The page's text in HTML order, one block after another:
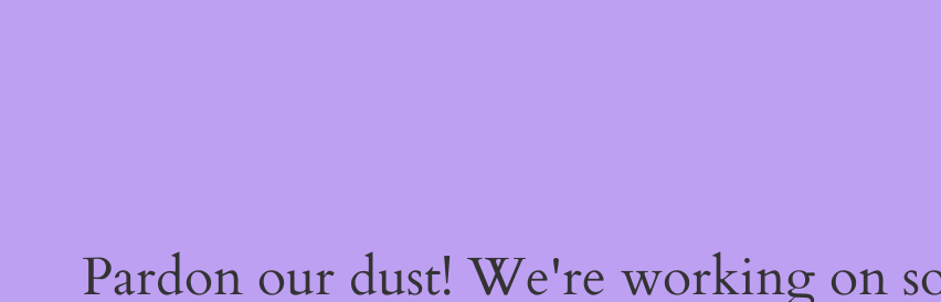
Pardon our dust! We're working on